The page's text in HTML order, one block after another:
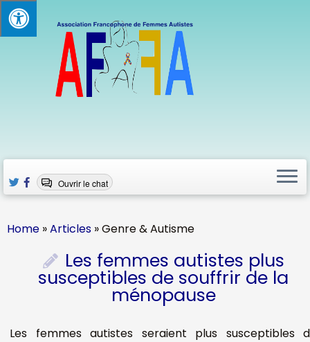
Skip
to
Ouvrir le chat
Home »Articles »Genre & Autisme
Les femmes autistes plus
susceptibles de souffrir de la
ménopause
Les femmes autistes seraient plus susceptibles